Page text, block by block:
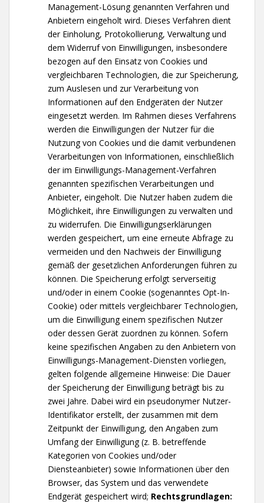
Management-Lösung genannten Verfahren und
Anbietern eingeholt wird. Dieses Verfahren dient
der Einholung, Protokollierung, Verwaltung und
dem Widerruf von Einwilligungen, insbesondere
bezogen auf den Einsatz von Cookies und
vergleichbaren Technologien, die zur Speicherung,
zum Auslesen und zur Verarbeitung von
Informationen auf den Endgeräten der Nutzer
eingesetzt werden. Im Rahmen dieses Verfahrens
werden die Einwilligungen der Nutzer für die
Nutzung von Cookies und die damit verbundenen
Verarbeitungen von Informationen, einschließlich
der im Einwilligungs-Management-Verfahren
genannten spezifischen Verarbeitungen und
Anbieter, eingeholt. Die Nutzer haben zudem die
Möglichkeit, ihre Einwilligungen zu verwalten und
zu widerrufen. Die Einwilligungserklärungen
werden gespeichert, um eine erneute Abfrage zu
vermeiden und den Nachweis der Einwilligung
gemäß der gesetzlichen Anforderungen führen zu
können. Die Speicherung erfolgt serverseitig
und/oder in einem Cookie (sogenanntes Opt-In-
Cookie) oder mittels vergleichbarer Technologien,
um die Einwilligung einem spezifischen Nutzer
oder dessen Gerät zuordnen zu können. Sofern
keine spezifischen Angaben zu den Anbietern von
Einwilligungs-Management-Diensten vorliegen,
gelten folgende allgemeine Hinweise: Die Dauer
der Speicherung der Einwilligung beträgt bis zu
zwei Jahre. Dabei wird ein pseudonymer Nutzer-
Identifikator erstellt, der zusammen mit dem
Zeitpunkt der Einwilligung, den Angaben zum
Umfang der Einwilligung (z. B. betreffende
Kategorien von Cookies und/oder
Diensteanbieter) sowie Informationen über den
Browser, das System und das verwendete
Endgerät gespeichert wird; Rechtsgrundlagen: